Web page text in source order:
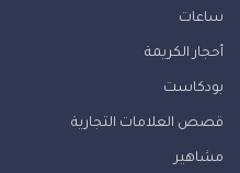
ساعات
أحجار الكريمة
بودكاست
قصص العلامات التجارية
مشاهير